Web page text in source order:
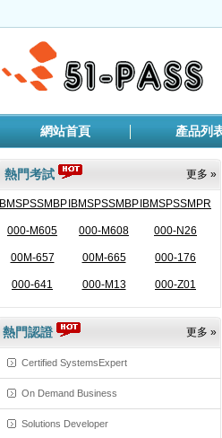
網站首頁 產品列
更多 »
熱門考試
IBMSPSSMBPDAIBMSPSSMBPDMIBMSPSSMPRO
000-M605 000-M608 000-N26
00M-657 00M-665 000-176
000-641 000-M13 000-Z01
更多 »
熱門認證
Certified SystemsExpert
On Demand Business
Solutions Developer